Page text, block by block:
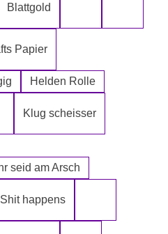
bleiben sie während der
Blattgold
Papier
Helden Rolle
Mafia
Klug scheisser
seid am Arsch
Hamster Ware
Shit happens